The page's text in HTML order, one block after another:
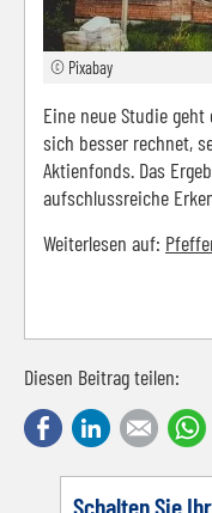
© Pixabay
Eine neue Studie geht
sich besser rechnet,
Aktienfonds. Das
aufschlussreiche
Weiterlesen auf:
Diesen Beitrag teilen:
FacebookLinkedInE-mail
Schalten Sie